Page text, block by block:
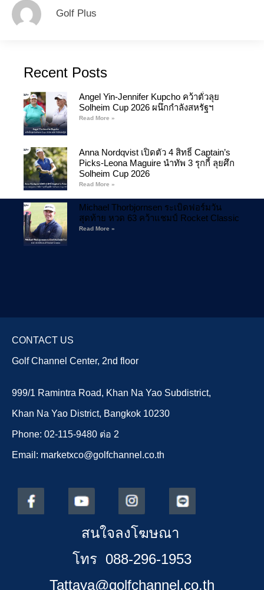
Golf Plus
Recent Posts
Angel Yin-Jennifer Kupcho คว้าตั๋วลุย
Solheim Cup 2026 ผนึกกำลังสหรัฐฯ
Read More »
Anna Nordqvist เปิดตัว 4 สิทธิ์ Captain’s
Picks-Leona Maguire นำทัพ 3 รุกกี้ ลุยศึก
Solheim Cup 2026
Read More »
Michael Thorbjornsen ระเบิดฟอร์มวัน
สุดท้าย หวด 63 คว้าแชมป์ Rocket Classic
Read More »
CONTACT US
Golf Channel Center, 2nd floor
999/1 Ramintra Road, Khan Na Yao Subdistrict,
Khan Na Yao District, Bangkok 10230
Phone: 02-115-9480 ต่อ 2
Email: marketxco@golfchannel.co.th
สนใจลงโฆษณา
โทร 088-296-1953
Tattaya@golfchannel.co.th